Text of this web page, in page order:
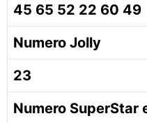
45 65 52 22 60 49
Numero Jolly
23
Numero SuperStar